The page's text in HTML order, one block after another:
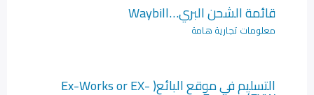
قائمة الشحن البري…Waybill
معلومات تجارية هامة
التسليم في موقع البائع( Ex-Works or EX-